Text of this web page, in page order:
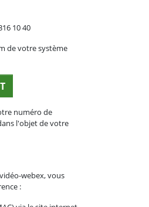
10 40
de votre système
numéro de
l'objet de votre
webex, vous
: